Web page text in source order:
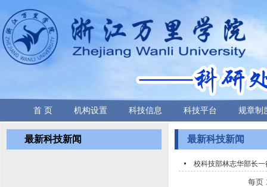
首 页 机构设置 科技信息 科技平台 规章制
最新科技新闻 最新科技新闻
校科技部林志华部长
每页